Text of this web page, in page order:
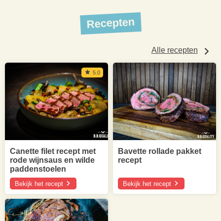
Recepten
Alle recepten
5.0
Canette filet recept met
rode wijnsaus en wilde
paddenstoelen
Bekijk het recept
over
Canette
filet
recept
met
rode
Bavette rollade pakket
recept
Bekijk het recept
over
Bavette